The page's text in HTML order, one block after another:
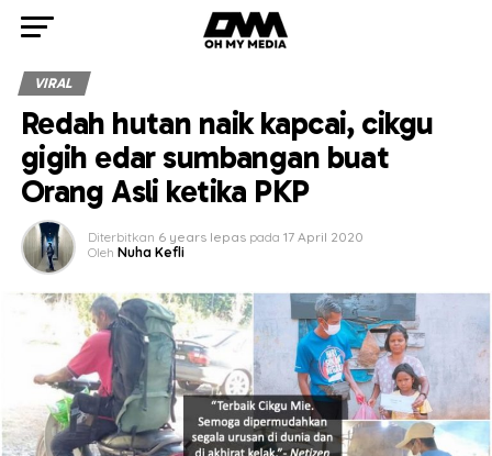
VIRAL
Redah hutan naik kapcai, cikgu
gigih edar sumbangan buat
Orang Asli ketika PKP
Diterbitkan 6 years lepas pada 17 April 2020
Oleh Nuha Kefli